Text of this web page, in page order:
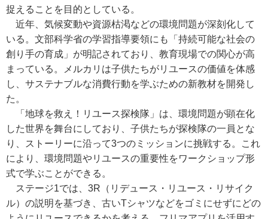
捉えることを目的としている。
近年、気候変動や資源枯渇などの環境問題が深刻化して
いる。文部科学省の学習指導要領にも「持続可能な社会の
創り手の育成」が明記されており、教育現場での関心が高
まっている。メルカリは子供たちがリユースの価値を体感
し、サステナブルな消費行動を学ぶための新教材を開発し
た。
「地球を救え！リユース探検隊」は、環境問題が顕在化
した世界を舞台にしており、子供たちが探検隊の一員とな
り、ストーリーに沿って3つのミッションに挑戦する。これ
により、環境問題やリユースの重要性をワークショップ形
式で学ぶことができる。
ステージ1では、3R（リデュース・リユース・リサイク
ル）の説明を基づき、古いTシャツなどをゴミにせずにどの